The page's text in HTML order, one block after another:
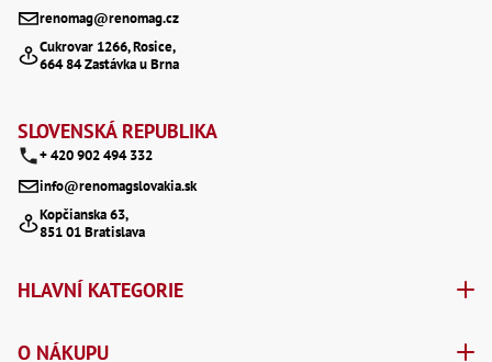
renomag@renomag.cz
Cukrovar 1266, Rosice,
664 84 Zastávka u Brna
SLOVENSKÁ REPUBLIKA
+ 420 902 494 332
info@renomagslovakia.sk
Kopčianska 63,
851 01 Bratislava
HLAVNÍ KATEGORIE
O NÁKUPU